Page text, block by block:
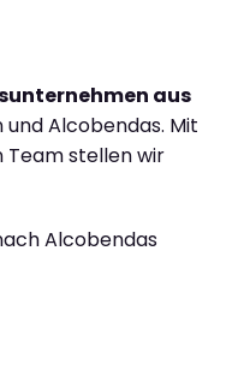
aus
Alcobendas. Mit
Team stellen wir
Alcobendas